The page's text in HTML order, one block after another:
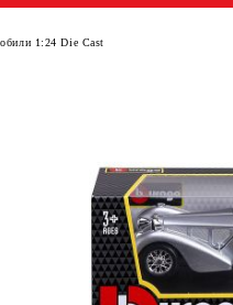
1:24 Die Cast